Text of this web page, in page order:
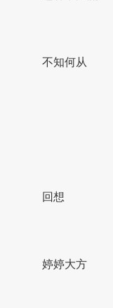
不知何从
回想
婷婷大方